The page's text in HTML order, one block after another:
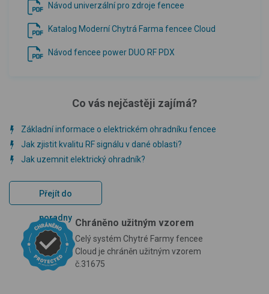
Návod univerzální pro zdroje fencee
Katalog Moderní Chytrá Farma fencee Cloud
Návod fencee power DUO RF PDX
Co vás nejčastěji zajímá?
Základní informace o elektrickém ohradníku fencee
Jak zjistit kvalitu RF signálu v dané oblasti?
Jak uzemnit elektrický ohradník?
Přejít do
poradny Chráněno užitným vzorem
Celý systém Chytré Farmy fencee
Cloud je chráněn užitným vzorem
č.31675